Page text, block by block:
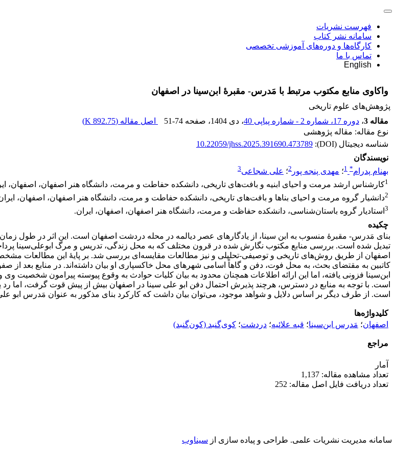
فهرست نشریات
سامانه نشر کتاب
کارگاه‌ها و دوره‌های آموزشی تخصصی
تماس با ما
English
واکاوی منابع مکتوب مرتبط با مَدرس- مقبرۀ ابن‌سینا در اصفهان
پژوهش‌های علوم تاریخی
مقاله 3
، دوره 17، شماره 2 - شماره پیاپی 40 ، دی 1404 ، صفحه 51-74 اصل مقاله (892.75 K
)
نوع مقاله: مقاله پژوهشی
شناسه دیجیتال (DOI):
10.22059/jhss.2025.391690.473789
نویسندگان
بهنام پدرام*
1؛ مهدی پنجه پور 2؛ علی شجاعی3
1کارشناس ارشد مرمت و احیای ابنیه و بافت‌های تاریخی، دانشکده حفاطت و مرمت، دانشگاه هنر اصفهان، اصفهان،
2دانشیار گروه مرمت و احیای بناها و بافت‌های تاریخی، دانشکده حفاطت و مرمت، دانشگاه هنر اصفهان، اصفهان،
3 استادیار گروه باستان‌شناسی، دانشکده حفاظت و مرمت، دانشگاه هنر اصفهان، اصفهان، ایران.
چکیده
بنای مَدرس- مقبرۀ منسوب به ابن سینا، از یادگارهای عصر دیالمه در محله دردشت اصفهان است. این اثر در طول
تبدیل شده است. بررسی منابع مکتوب نگارش شده در قرون مختلف که به محل زندگی، تدریس و مرگ ابوعلی‌سینا
اصفهان از طریق روش‌های تاریخی و توصیفی-تحلیلی و نیز مطالعات مقایسه‌ای بررسی شد. بر پایۀ این مطالعات مشخص
کاتبین به مقتضای بحث، به محل فوت، دفن و گاهاً اسامی شهرهای محل خاکسپاری او بیان داشته‌اند. در منابع بعد از
ابن‌سینا فزونی یافته، اما این ارائه اطلاعات همچنان محدود به بیان کلیات حوادث به وقوع پیوسته پیرامون شخصیت
است. با توجه به منابع در دسترس، هرچند پذیرش احتمال دفن ابو علی سینا در اصفهان بیش از پیش قوت گرفت، اما رد
است. از طرف دیگر بر اساس دلایل و شواهد موجود، می‌توان بیان داشت که کارکرد بنای مذکور به عنوان مَدرس ابو
کلیدواژه‌ها
اصفهان؛ مَدرس ابن‌سینا؛ قبه علائیه؛ دردشت؛ کوی‌گنبد (کون‌گنبد)
مراجع
آمار
تعداد مشاهده مقاله: 1,137
تعداد دریافت فایل اصل مقاله: 252
سامانه مدیریت نشریات علمی. طراحی و پیاده سازی از سیناوب